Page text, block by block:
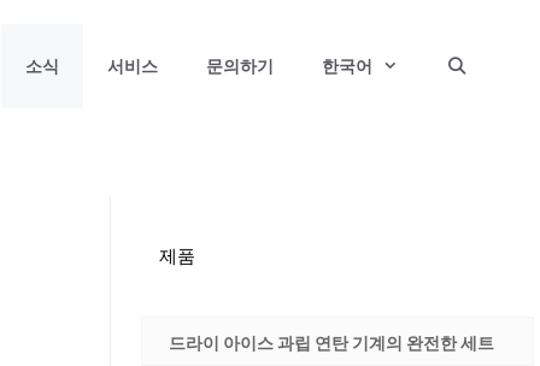
소식 서비스 문의하기 한국어
제품
드라이 아이스 과립 연탄 기계의 완전한 세트